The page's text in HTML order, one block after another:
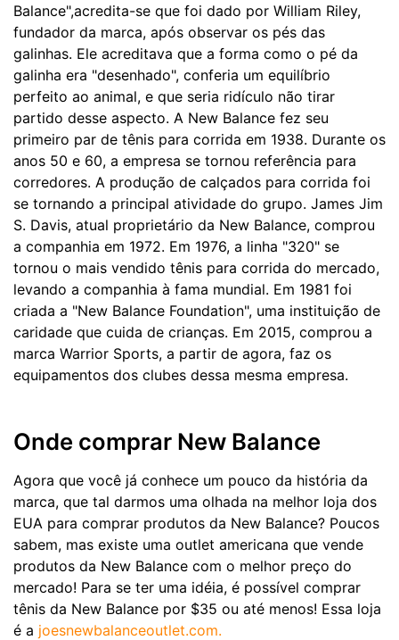
Balance",acredita-se que foi dado por William Riley,
fundador da marca, após observar os pés das
galinhas. Ele acreditava que a forma como o pé da
galinha era "desenhado", conferia um equilíbrio
perfeito ao animal, e que seria ridículo não tirar
partido desse aspecto. A New Balance fez seu
primeiro par de tênis para corrida em 1938. Durante os
anos 50 e 60, a empresa se tornou referência para
corredores. A produção de calçados para corrida foi
se tornando a principal atividade do grupo. James Jim
S. Davis, atual proprietário da New Balance, comprou
a companhia em 1972. Em 1976, a linha "320" se
tornou o mais vendido tênis para corrida do mercado,
levando a companhia à fama mundial. Em 1981 foi
criada a "New Balance Foundation", uma instituição de
caridade que cuida de crianças. Em 2015, comprou a
marca Warrior Sports, a partir de agora, faz os
equipamentos dos clubes dessa mesma empresa.
Onde comprar New Balance
Agora que você já conhece um pouco da história da
marca, que tal darmos uma olhada na melhor loja dos
EUA para comprar produtos da New Balance? Poucos
sabem, mas existe uma outlet americana que vende
produtos da New Balance com o melhor preço do
mercado! Para se ter uma idéia, é possível comprar
tênis da New Balance por $35 ou até menos! Essa loja
é a joesnewbalanceoutlet.com.